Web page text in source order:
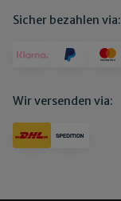
Sicher bezahlen via:
Wir versenden via: